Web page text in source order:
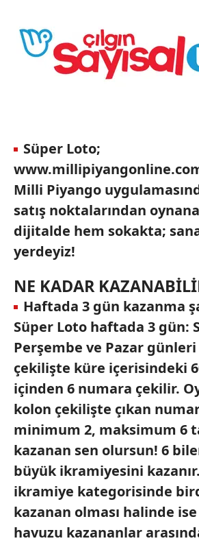
Süper Loto;
Milli Piyango
satış noktalarından
dijitalde hem sokakta;
yerdeyiz!
NE KADAR
Haftada 3 gün kazanma
Süper Loto haftada 3 gün:
Perşembe ve Pazar
çekilişte küre içerisindeki
içinden 6 numara çekilir.
kolon çekilişte çıkan
minimum 2, maksimum 6
kazanan sen olursun! 6
büyük ikramiyesini
ikramiye kategorisinde
kazanan olması halinde
havuzu kazananlar